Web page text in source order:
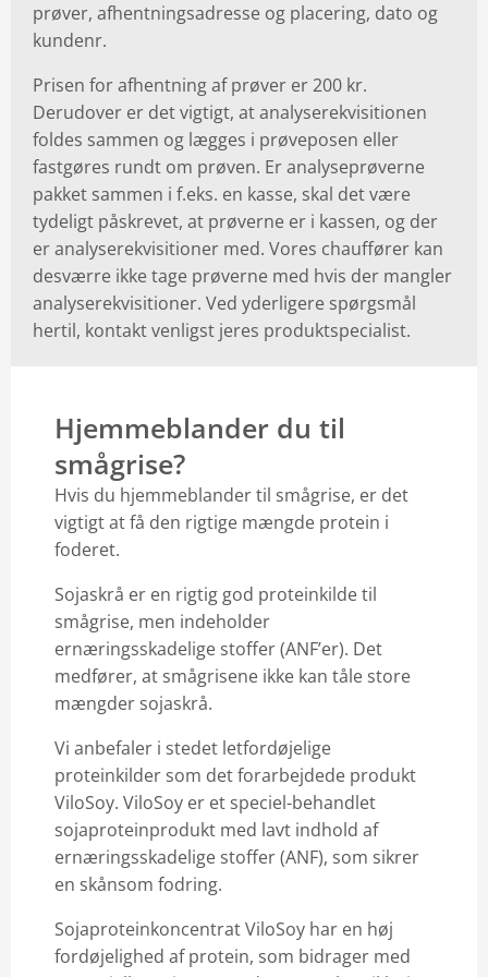
prøver, afhentningsadresse og placering, dato og
kundenr.
Prisen for afhentning af prøver er 200 kr.
Derudover er det vigtigt, at analyserekvisitionen
foldes sammen og lægges i prøveposen eller
fastgøres rundt om prøven. Er analyseprøverne
pakket sammen i f.eks. en kasse, skal det være
tydeligt påskrevet, at prøverne er i kassen, og der
er analyserekvisitioner med. Vores chauffører kan
desværre ikke tage prøverne med hvis der mangler
analyserekvisitioner. Ved yderligere spørgsmål
hertil, kontakt venligst jeres produktspecialist.
Hjemmeblander du til
smågrise?
Hvis du hjemmeblander til smågrise, er det
vigtigt at få den rigtige mængde protein i
foderet.
Sojaskrå er en rigtig god proteinkilde til
smågrise, men indeholder
ernæringsskadelige stoffer (ANF’er). Det
medfører, at smågrisene ikke kan tåle store
mængder sojaskrå.
Vi anbefaler i stedet letfordøjelige
proteinkilder som det forarbejdede produkt
ViloSoy. ViloSoy er et speciel-behandlet
sojaproteinprodukt med lavt indhold af
ernæringsskadelige stoffer (ANF), som sikrer
en skånsom fodring.
Sojaproteinkoncentrat ViloSoy har en høj
fordøjelighed af protein, som bidrager med